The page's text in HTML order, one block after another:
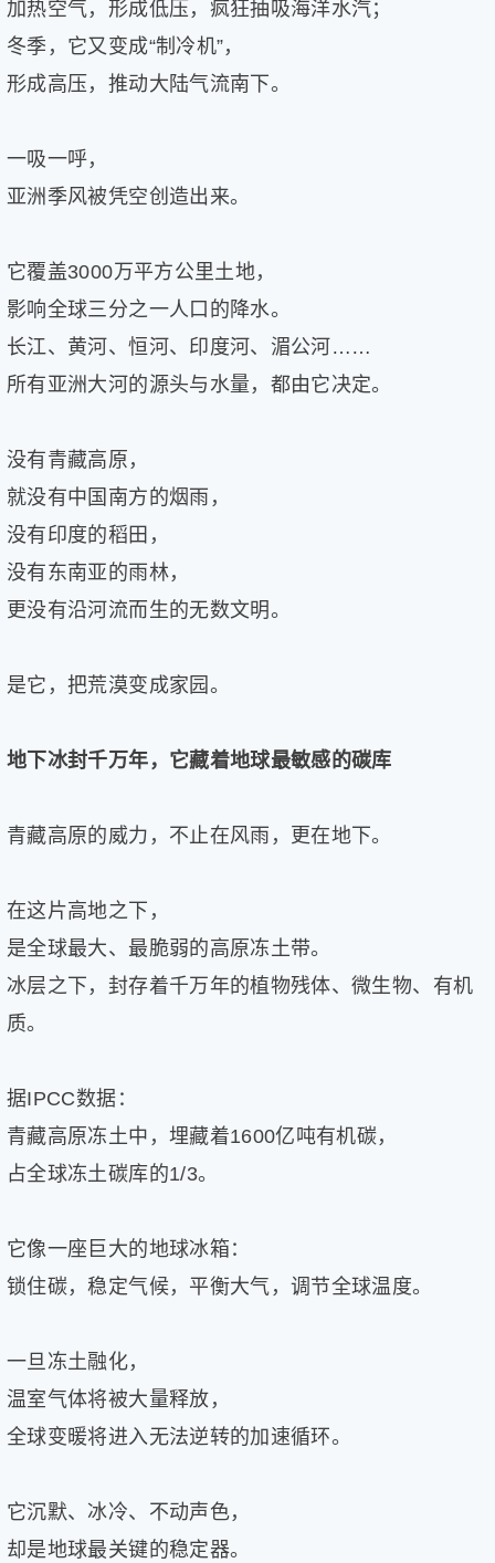
加热空气，形成低压，疯狂抽吸海洋水汽；
冬季，它又变成“制冷机”，
形成高压，推动大陆气流南下。
一吸一呼，
亚洲季风被凭空创造出来。
它覆盖3000万平方公里土地，
影响全球三分之一人口的降水。
长江、黄河、恒河、印度河、湄公河……
所有亚洲大河的源头与水量，都由它决定。
没有青藏高原，
就没有中国南方的烟雨，
没有印度的稻田，
没有东南亚的雨林，
更没有沿河流而生的无数文明。
是它，把荒漠变成家园。
地下冰封千万年，它藏着地球最敏感的碳库
青藏高原的威力，不止在风雨，更在地下。
在这片高地之下，
是全球最大、最脆弱的高原冻土带。
冰层之下，封存着千万年的植物残体、微生物、有机
质。
据IPCC数据：
青藏高原冻土中，埋藏着1600亿吨有机碳，
占全球冻土碳库的1/3。
它像一座巨大的地球冰箱：
锁住碳，稳定气候，平衡大气，调节全球温度。
一旦冻土融化，
温室气体将被大量释放，
全球变暖将进入无法逆转的加速循环。
它沉默、冰冷、不动声色，
却是地球最关键的稳定器。